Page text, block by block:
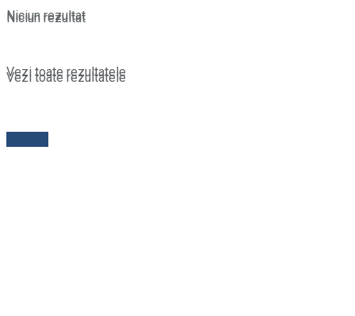
Niciun rezultat
Vezi toate rezultatele
Niciun rezultat
Vezi toate rezultatele